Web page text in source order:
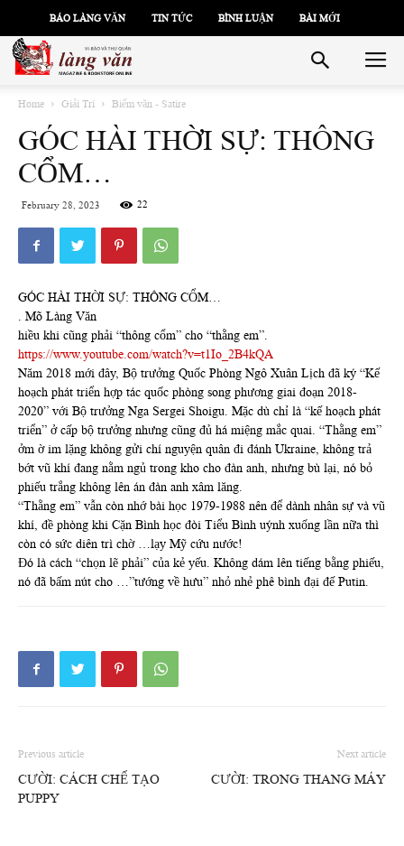
BÁO LÀNG VĂN TIN TỨC BÌNH LUẬN BÀI MỚI
Home Giải Trí Biếm văn - Satire
GÓC HÀI THỜI SỰ: THÔNG
CỔM…
February 28, 2023 22
GÓC HÀI THỜI SỰ: THÔNG CỔM…
. Mõ Làng Văn
hiều khi cũng phải “thông cổm” cho “thằng em”.
https://www.youtube.com/watch?v=t1Io_2B4kQA
Năm 2018 mới đây, Bộ trưởng Quốc Phòng Ngô Xuân Lịch đã ký “Kế
hoạch phát triển hợp tác quốc phòng song phương giai đoạn 2018-
2020” với Bộ trưởng Nga Sergei Shoigu. Mặc dù chỉ là “kế hoạch phát
triển” ở cấp bộ trưởng nhưng cũng đủ há miệng mắc quai. “Thằng em”
ởm ờ im lặng không gửi chí nguyện quân đi đánh Ukraine, không trả
bớt vũ khí đang nằm ngủ trong kho cho đàn anh, nhưng bù lại, nó bỏ
phiếu trắng không lên án đàn anh xâm lăng.
“Thằng em” vẫn còn nhớ bài học 1979-1988 nên để dành nhân sự và vũ
khí, đề phòng khi Cặn Bình học đòi Tiểu Bình uýnh xuống lần nữa thì
còn có sức diên trì chờ …lạy Mỹ cứu nước!
Đó là cách “chọn lẽ phải” của kẻ yếu. Không dám lên tiếng bằng phiếu,
nó đã bấm nút cho …”tướng về hưu” nhỏ nhẻ phê bình đại đế Putin.
Previous article
CƯỜI: CÁCH CHẾ TẠO
PUPPY
Next article
CƯỜI: TRONG THANG MÁY